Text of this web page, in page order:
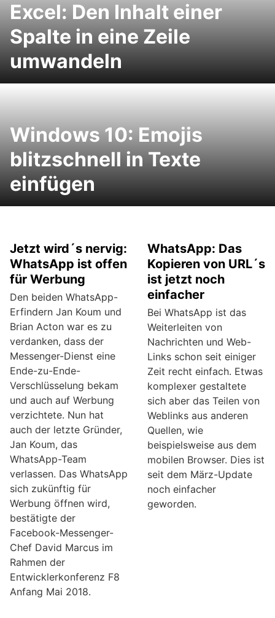
Excel: Den Inhalt einer
Spalte in eine Zeile
umwandeln
Windows 10: Emojis
blitzschnell in Texte
einfügen
Jetzt wird´s nervig:
WhatsApp ist offen
für Werbung
Den beiden WhatsApp-
Erfindern Jan Koum und
Brian Acton war es zu
verdanken, dass der
Messenger-Dienst eine
Ende-zu-Ende-
Verschlüsselung bekam
und auch auf Werbung
verzichtete. Nun hat
auch der letzte Gründer,
Jan Koum, das
WhatsApp-Team
verlassen. Das WhatsApp
sich zukünftig für
Werbung öffnen wird,
bestätigte der
Facebook-Messenger-
Chef David Marcus im
Rahmen der
Entwicklerkonferenz F8
Anfang Mai 2018.
WhatsApp: Das
Kopieren von URL´s
ist jetzt noch
einfacher
Bei WhatsApp ist das
Weiterleiten von
Nachrichten und Web-
Links schon seit einiger
Zeit recht einfach. Etwas
komplexer gestaltete
sich aber das Teilen von
Weblinks aus anderen
Quellen, wie
beispielsweise aus dem
mobilen Browser. Dies ist
seit dem März-Update
noch einfacher
geworden.